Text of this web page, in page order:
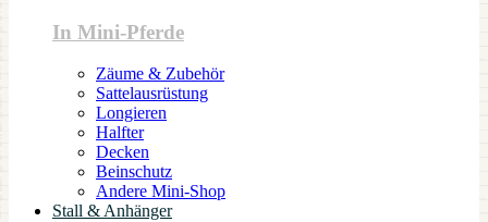
In Mini-Pferde
Zäume & Zubehör
Sattelausrüstung
Longieren
Halfter
Decken
Beinschutz
Andere Mini-Shop
Stall & Anhänger